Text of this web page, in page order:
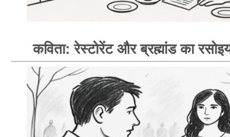
कविता: रेस्टोरेंट और ब्रह्मांड का